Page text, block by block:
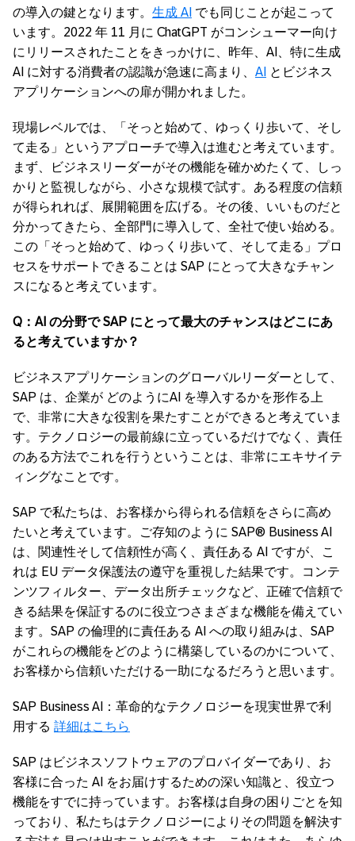
の導入の鍵となります。 生成 AI でも同じことが起こって
います。2022 年 11 月に ChatGPT がコンシューマー向け
にリリースされたことをきっかけに、昨年、AI、特に生成
AI に対する消費者の認識が急速に高まり、 AI とビジネス
アプリケーションへの扉が開かれました。
現場レベルでは、「そっと始めて、ゆっくり歩いて、そし
て走る」というアプローチで導入は進むと考えています。
まず、ビジネスリーダーがその機能を確かめたくて、しっ
かりと監視しながら、小さな規模で試す。ある程度の信頼
が得られれば、展開範囲を広げる。その後、いいものだと
分かってきたら、全部門に導入して、全社で使い始める。
この「そっと始めて、ゆっくり歩いて、そして走る」プロ
セスをサポートできることは SAP にとって大きなチャン
スになると考えています。
Q：AI の分野でSAP にとって最大のチャンスはどこにあ
ると考えていますか？
ビジネスアプリケーションのグローバルリーダーとして、
SAP は、企業が どのようにAI を導入するかを形作る上
で、非常に大きな役割を果たすことができると考えていま
す。テクノロジーの最前線に立っているだけでなく、責任
のある方法でこれを行うということは、非常にエキサイテ
ィングなことです。
SAP で私たちは、お客様から得られる信頼をさらに高め
たいと考えています。ご存知のように SAP® Business AI
は、関連性そして信頼性が高く、責任ある AI ですが、こ
れは EU データ保護法の遵守を重視した結果です。コンテ
ンツフィルター、データ出所チェックなど、正確で信頼で
きる結果を保証するのに役立つさまざまな機能を備えてい
ます。SAP の倫理的に責任ある AI への取り組みは、SAP
がこれらの機能をどのように構築しているのかについて、
お客様から信頼いただける一助になるだろうと思います。
SAP Business AI：革命的なテクノロジーを現実世界で利
用する 詳細はこちら
SAP はビジネスソフトウェアのプロバイダーであり、お
客様に合った AI をお届けするための深い知識と、役立つ
機能をすでに持っています。お客様は自身の困りごとを知
っており、私たちはテクノロジーによりその問題を解決す